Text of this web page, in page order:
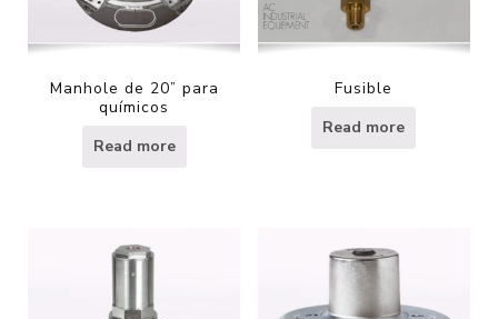
Manhole de 20” para
químicos
Read more
Fusible
Read more